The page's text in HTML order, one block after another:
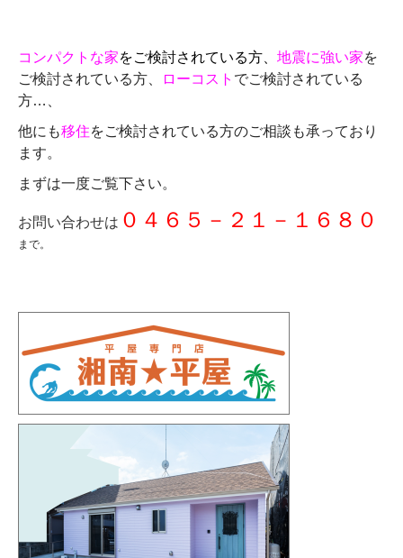
コンパクトな家をご検討されている方、 地震に強い家を
ご検討されている方、
ローコスト でご検討されている
方…、
他にも移住をご検討されている方のご相談も承っており
ます。
まずは一度ご覧下さい。
お問い合わせは ０４６５－２１－１６８０
まで。